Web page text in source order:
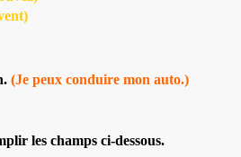
(Je peux conduire mon auto.)
les champs ci-dessous.